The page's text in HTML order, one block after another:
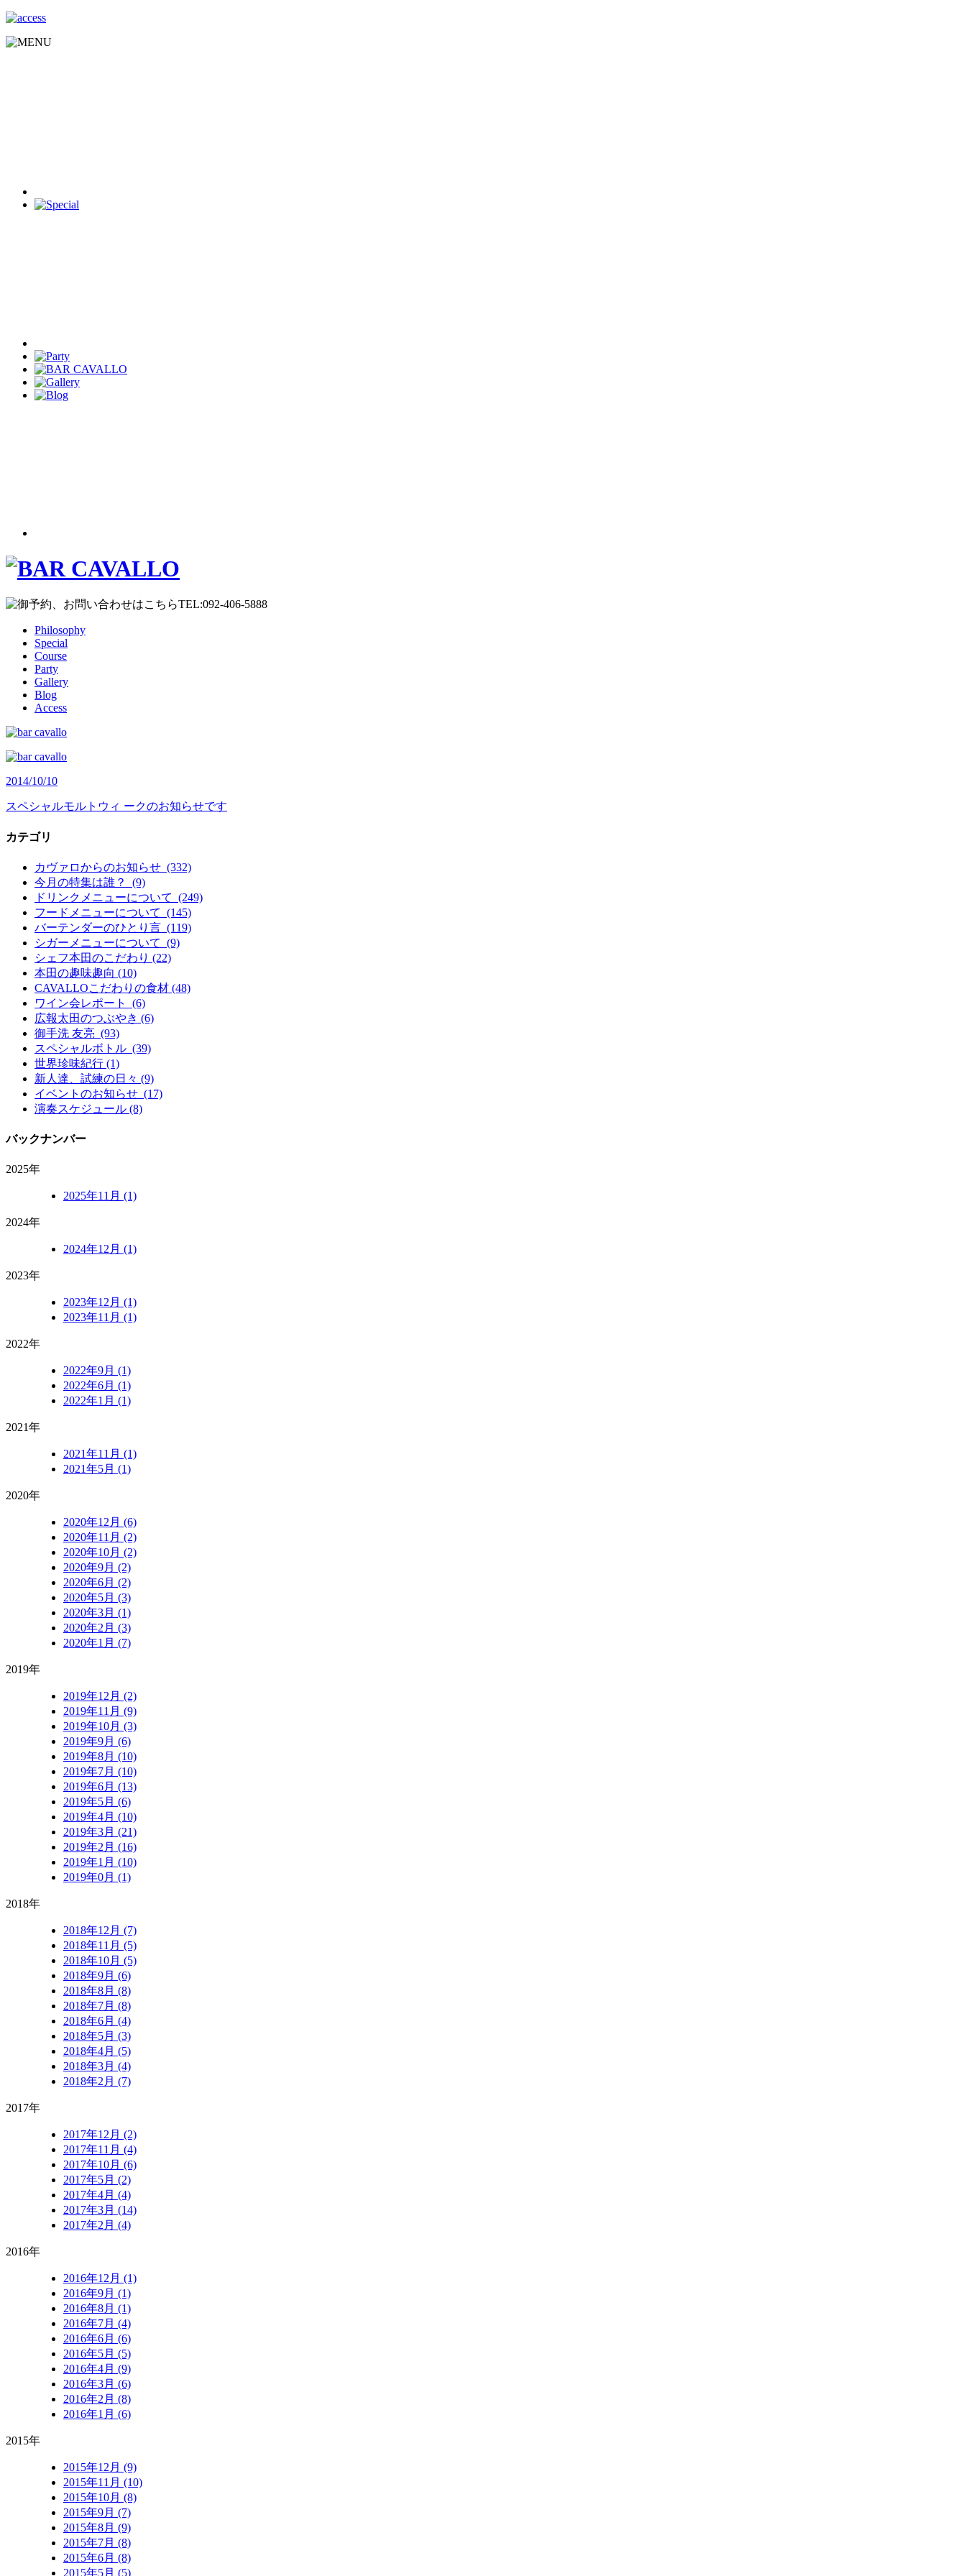
Philosophy
Special
Course
Party
Gallery
Blog
Access
2014/10/10
スペシャルモルトウィ ークのお知らせです
カテゴリ
カヴァロからのお知らせ (332)
今月の特集は誰？ (9)
ドリンクメニューについて (249)
フードメニューについて (145)
バーテンダーのひとり言 (119)
シガーメニューについて (9)
シェフ本田のこだわり (22)
本田の趣味趣向 (10)
CAVALLOこだわりの食材 (48)
ワイン会レポート (6)
広報太田のつぶやき (6)
御手洗 友亮 (93)
スペシャルボトル (39)
世界珍味紀行 (1)
新人達、試練の日々 (9)
イベントのお知らせ (17)
演奏スケジュール (8)
バックナンバー
2025年
2025年11月 (1)
2024年
2024年12月 (1)
2023年
2023年12月 (1)
2023年11月 (1)
2022年
2022年9月 (1)
2022年6月 (1)
2022年1月 (1)
2021年
2021年11月 (1)
2021年5月 (1)
2020年
2020年12月 (6)
2020年11月 (2)
2020年10月 (2)
2020年9月 (2)
2020年6月 (2)
2020年5月 (3)
2020年3月 (1)
2020年2月 (3)
2020年1月 (7)
2019年
2019年12月 (2)
2019年11月 (9)
2019年10月 (3)
2019年9月 (6)
2019年8月 (10)
2019年7月 (10)
2019年6月 (13)
2019年5月 (6)
2019年4月 (10)
2019年3月 (21)
2019年2月 (16)
2019年1月 (10)
2019年0月 (1)
2018年
2018年12月 (7)
2018年11月 (5)
2018年10月 (5)
2018年9月 (6)
2018年8月 (8)
2018年7月 (8)
2018年6月 (4)
2018年5月 (3)
2018年4月 (5)
2018年3月 (4)
2018年2月 (7)
2017年
2017年12月 (2)
2017年11月 (4)
2017年10月 (6)
2017年5月 (2)
2017年4月 (4)
2017年3月 (14)
2017年2月 (4)
2016年
2016年12月 (1)
2016年9月 (1)
2016年8月 (1)
2016年7月 (4)
2016年6月 (6)
2016年5月 (5)
2016年4月 (9)
2016年3月 (6)
2016年2月 (8)
2016年1月 (6)
2015年
2015年12月 (9)
2015年11月 (10)
2015年10月 (8)
2015年9月 (7)
2015年8月 (9)
2015年7月 (8)
2015年6月 (8)
2015年5月 (5)